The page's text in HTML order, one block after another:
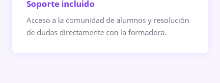
Soporte incluido
Acceso a la comunidad de alumnos y resolución
de dudas directamente con la formadora.